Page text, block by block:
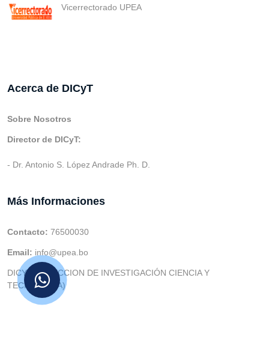
Vicerrectorado UPEA
Acerca de DICyT
Sobre Nosotros
Director de DICyT:
- Dr. Antonio S. López Andrade Ph. D.
Más Informaciones
Contacto: 76500030
Email: info@upea.bo
DICYT (DIRECCION DE INVESTIGACIÓN CIENCIA Y
TECNOLOGIA)